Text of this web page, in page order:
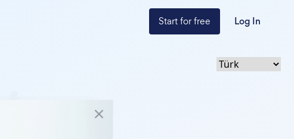
Start for free Log In